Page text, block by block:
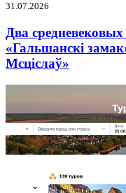
31.07.2026
Два
«Гальшанскі
Мсціслаў»